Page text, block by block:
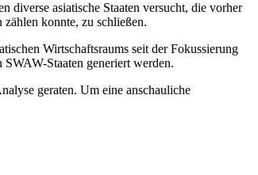
diverse asiatische Staaten versucht, die vorher
konnte, zu schließen.
Wirtschaftsraums seit der Fokussierung
Staaten generiert werden.
geraten. Um eine anschauliche